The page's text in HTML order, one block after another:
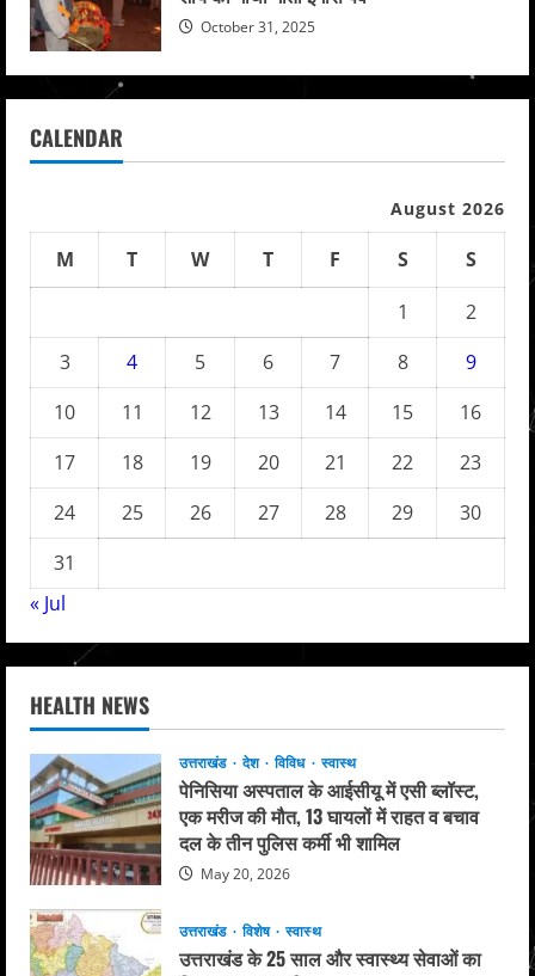
October 31, 2025
CALENDAR
August 2026
M T W T F S
S
1
2
3
4 5 6 7 8
9
10
11 12 13 14 15
16
17
18 19 20 21 22
23
24
25 26 27 28 29
30
31
« Jul
HEALTH NEWS
उत्तराखंड देश विविध स्वास्थ
पेनिसिया अस्पताल के आईसीयू में एसी ब्लॉस्ट,
एक मरीज की मौत, 13 घायलों में राहत व बचाव
दल के तीन पुलिस कर्मी भी शामिल
May 20, 2026
उत्तराखंड विशेष स्वास्थ
उत्तराखंड के 25 साल और स्वास्थ्य सेवाओं का